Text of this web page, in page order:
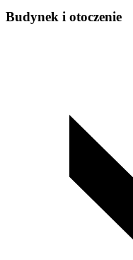
Budynek i otoczenie